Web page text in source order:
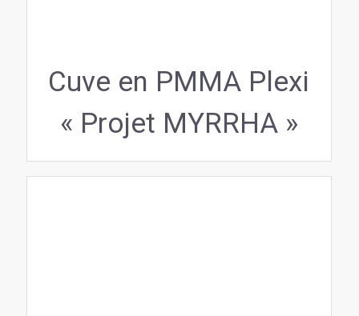
Cuve en PMMA Plexi
« Projet MYRRHA »